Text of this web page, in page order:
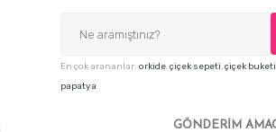
En çok arananlar: orkide,çiçek sepeti,çiçek buketi
papatya
GÖNDERİM